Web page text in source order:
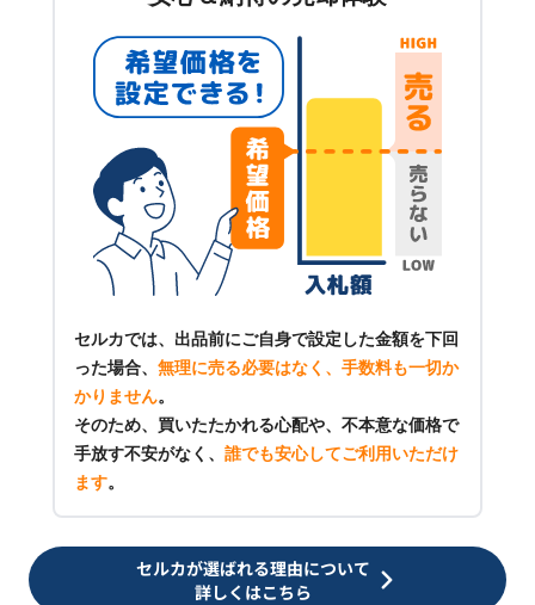
セルカでは、出品前にご自身で設定した金額を下回
った場合、 無理に売る必要はなく、手数料も一切か
かりません。
そのため、買いたたかれる心配や、不本意な価格で
手放す不安がなく、 誰でも安心してご利用いただけ
ます。
セルカが選ばれる理由について
詳しくはこちら